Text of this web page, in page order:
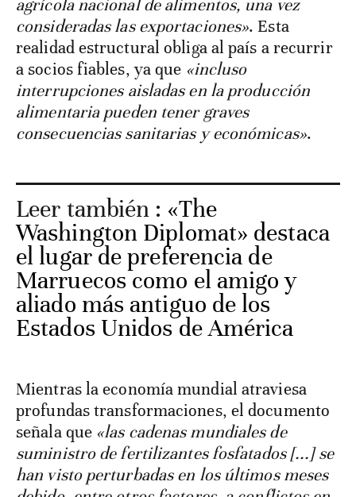
agrícola nacional de alimentos, una vez
consideradas las exportaciones». Esta
realidad estructural obliga al país a recurrir
a socios fiables, ya que «incluso
interrupciones aisladas en la producción
alimentaria pueden tener graves
consecuencias sanitarias y económicas».
Leer también : «The
Washington Diplomat» destaca
el lugar de preferencia de
Marruecos como el amigo y
aliado más antiguo de los
Estados Unidos de América
Mientras la economía mundial atraviesa
profundas transformaciones, el documento
señala que «las cadenas mundiales de
suministro de fertilizantes fosfatados [...] se
han visto perturbadas en los últimos meses